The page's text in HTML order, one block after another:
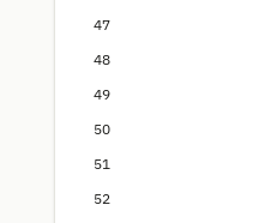
47
48
49
50
51
52